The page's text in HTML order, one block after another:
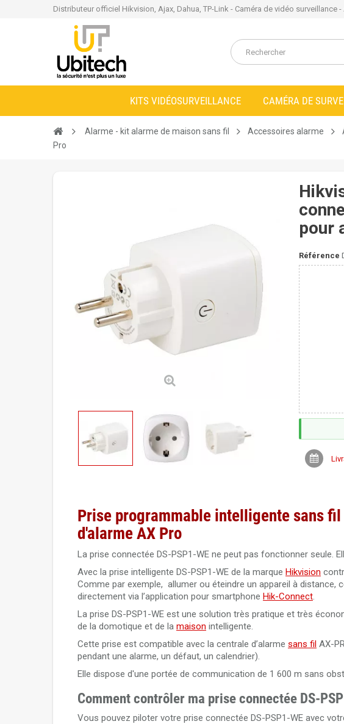
Distributeur officiel Hikvision, Ajax, Dahua, TP-Link - Caméra de vidéo surveillance -
KITS VIDÉOSURVEILLANCE CAMÉRA DE
Alarme - kit alarme de maison sans fil Accessoires alarme
Pro
pour
Référence
Prise programmable intelligente sans
d'alarme AX Pro
La prise connectée DS-PSP1-WE ne peut pas fonctionner seule.
Avec la prise intelligente DS-PSP1-WE de la marque Hikvision
Comme par exemple, allumer ou éteindre un appareil à distance,
directement via l’application pour smartphone Hik-Connect.
La prise DS-PSP1-WE est une solution très pratique et très
de la domotique et de la maison intelligente.
Cette prise est compatible avec la centrale d’alarme sans fil AX-
pendant une alarme, un défaut, un calendrier).
Elle dispose d'une portée de communication de 1 600 m sans
Comment contrôler ma prise connectée DS-
Vous pouvez piloter votre prise connectée DS-PSP1-WE avec